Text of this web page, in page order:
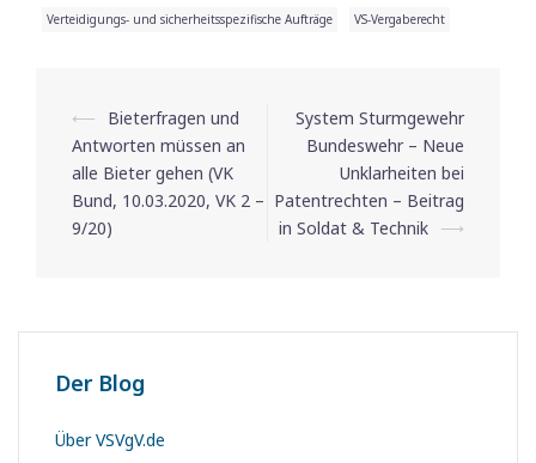
Verteidigungs- und sicherheitsspezifische Aufträge VS-Vergaberecht
Beitrags-
Navigation
⟵
Bieterfragen und
Antworten müssen an
alle Bieter gehen (VK
Bund, 10.03.2020, VK 2 –
9/20)
System Sturmgewehr
Bundeswehr – Neue
Unklarheiten bei
Patentrechten – Beitrag
in Soldat & Technik ⟶
Der Blog
Über VSVgV.de